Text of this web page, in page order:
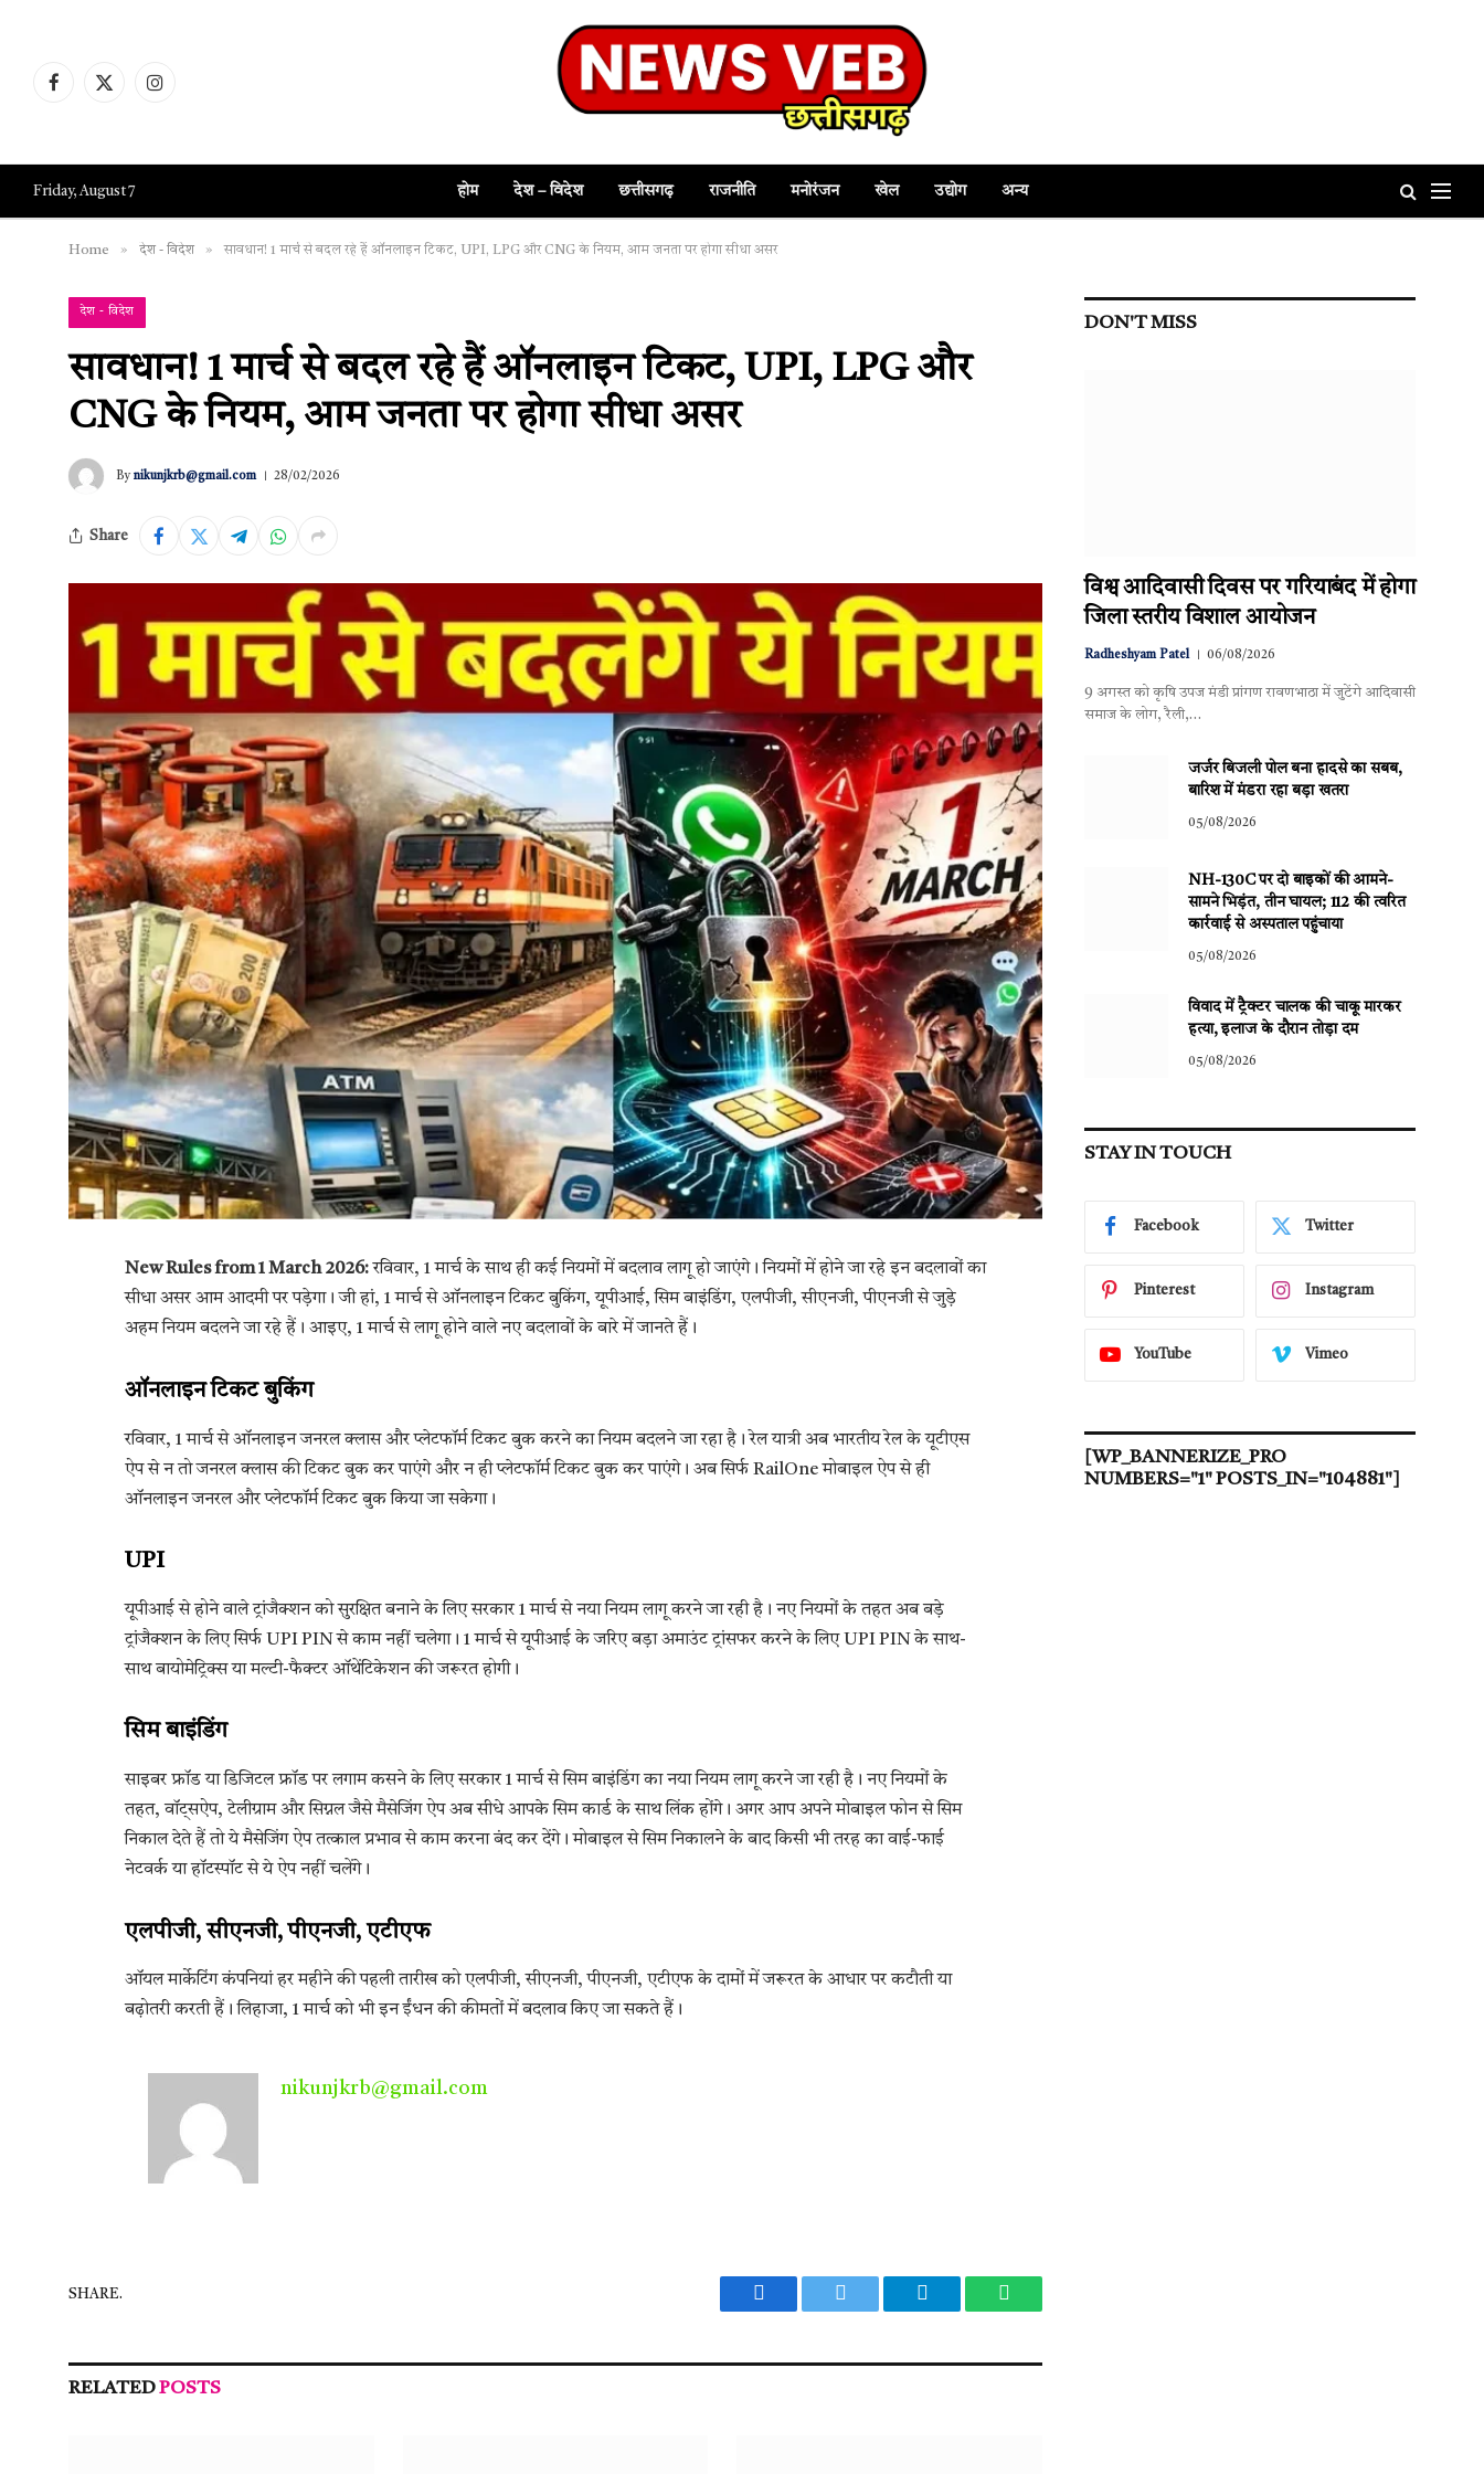
Facebook
X
Instagram
Friday, August 7 होम देश – विदेश छत्तीसगढ़ राजनीति मनोरंजन खेल उद्योग अन्य
Home » देश - विदेश » सावधान! 1 मार्च से बदल रहे हैं ऑनलाइन टिकट, UPI, LPG और CNG के नियम, आम जनता पर होगा सीधा असर
देश - विदेश
सावधान! 1 मार्च से बदल रहे हैं ऑनलाइन टिकट, UPI, LPG और
CNG के नियम, आम जनता पर होगा सीधा असर
By nikunjkrb@gmail.com 28/02/2026
Share
New Rules from 1 March 2026:रविवार, 1 मार्च के साथ ही कई नियमों में बदलाव लागू हो जाएंगे। नियमों में होने जा रहे इन बदलावों का
सीधा असर आम आदमी पर पड़ेगा। जी हां, 1 मार्च से ऑनलाइन टिकट बुकिंग, यूपीआई, सिम बाइंडिंग, एलपीजी, सीएनजी, पीएनजी से जुड़े
अहम नियम बदलने जा रहे हैं। आइए, 1 मार्च से लागू होने वाले नए बदलावों के बारे में जानते हैं।
ऑनलाइन टिकट बुकिंग
रविवार, 1 मार्च से ऑनलाइन जनरल क्लास और प्लेटफॉर्म टिकट बुक करने का नियम बदलने जा रहा है। रेल यात्री अब भारतीय रेल के यूटीएस
ऐप से न तो जनरल क्लास की टिकट बुक कर पाएंगे और न ही प्लेटफॉर्म टिकट बुक कर पाएंगे। अब सिर्फ RailOne मोबाइल ऐप से ही
ऑनलाइन जनरल और प्लेटफॉर्म टिकट बुक किया जा सकेगा।
UPI
यूपीआई से होने वाले ट्रांजैक्शन को सुरक्षित बनाने के लिए सरकार 1 मार्च से नया नियम लागू करने जा रही है। नए नियमों के तहत अब बड़े
ट्रांजैक्शन के लिए सिर्फ UPI PIN से काम नहीं चलेगा। 1 मार्च से यूपीआई के जरिए बड़ा अमाउंट ट्रांसफर करने के लिए UPI PIN के साथ-
साथ बायोमेट्रिक्स या मल्टी-फैक्टर ऑथेंटिकेशन की जरूरत होगी।
सिम बाइंडिंग
साइबर फ्रॉड या डिजिटल फ्रॉड पर लगाम कसने के लिए सरकार 1 मार्च से सिम बाइंडिंग का नया नियम लागू करने जा रही है। नए नियमों के
तहत, वॉट्सऐप, टेलीग्राम और सिग्नल जैसे मैसेजिंग ऐप अब सीधे आपके सिम कार्ड के साथ लिंक होंगे। अगर आप अपने मोबाइल फोन से सिम
निकाल देते हैं तो ये मैसेजिंग ऐप तत्काल प्रभाव से काम करना बंद कर देंगे। मोबाइल से सिम निकालने के बाद किसी भी तरह का वाई-फाई
नेटवर्क या हॉटस्पॉट से ये ऐप नहीं चलेंगे।
एलपीजी, सीएनजी, पीएनजी, एटीएफ
ऑयल मार्केटिंग कंपनियां हर महीने की पहली तारीख को एलपीजी, सीएनजी, पीएनजी, एटीएफ के दामों में जरूरत के आधार पर कटौती या
बढ़ोतरी करती हैं। लिहाजा, 1 मार्च को भी इन ईंधन की कीमतों में बदलाव किए जा सकते हैं।
nikunjkrb@gmail.com
SHARE.
FacebookTwitter TelegramWhatsApp
RELATEDPOSTS
DON'T MISS
विश्व आदिवासी दिवस पर गरियाबंद में होगा
जिला स्तरीय विशाल आयोजन
Radheshyam Patel 06/08/2026
9 अगस्त को कृषि उपज मंडी प्रांगण रावणभाठा में जुटेंगे आदिवासी
समाज के लोग, रैली,…
जर्जर बिजली पोल बना हादसे का सबब,
बारिश में मंडरा रहा बड़ा खतरा
05/08/2026
NH-130C पर दो बाइकों की आमने-
सामने भिड़ंत, तीन घायल; 112 की त्वरित
कार्रवाई से अस्पताल पहुंचाया
05/08/2026
विवाद में ट्रैक्टर चालक की चाकू मारकर
हत्या, इलाज के दौरान तोड़ा दम
05/08/2026
STAY IN TOUCH
Facebook Twitter
Pinterest Instagram
YouTube Vimeo
[WP_BANNERIZE_PRO
NUMBERS="1" POSTS_IN="104881"]